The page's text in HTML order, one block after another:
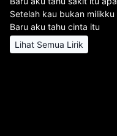
Setelah kau bukan milikku
Baru aku tahu cinta itu
Lihat Semua Lirik